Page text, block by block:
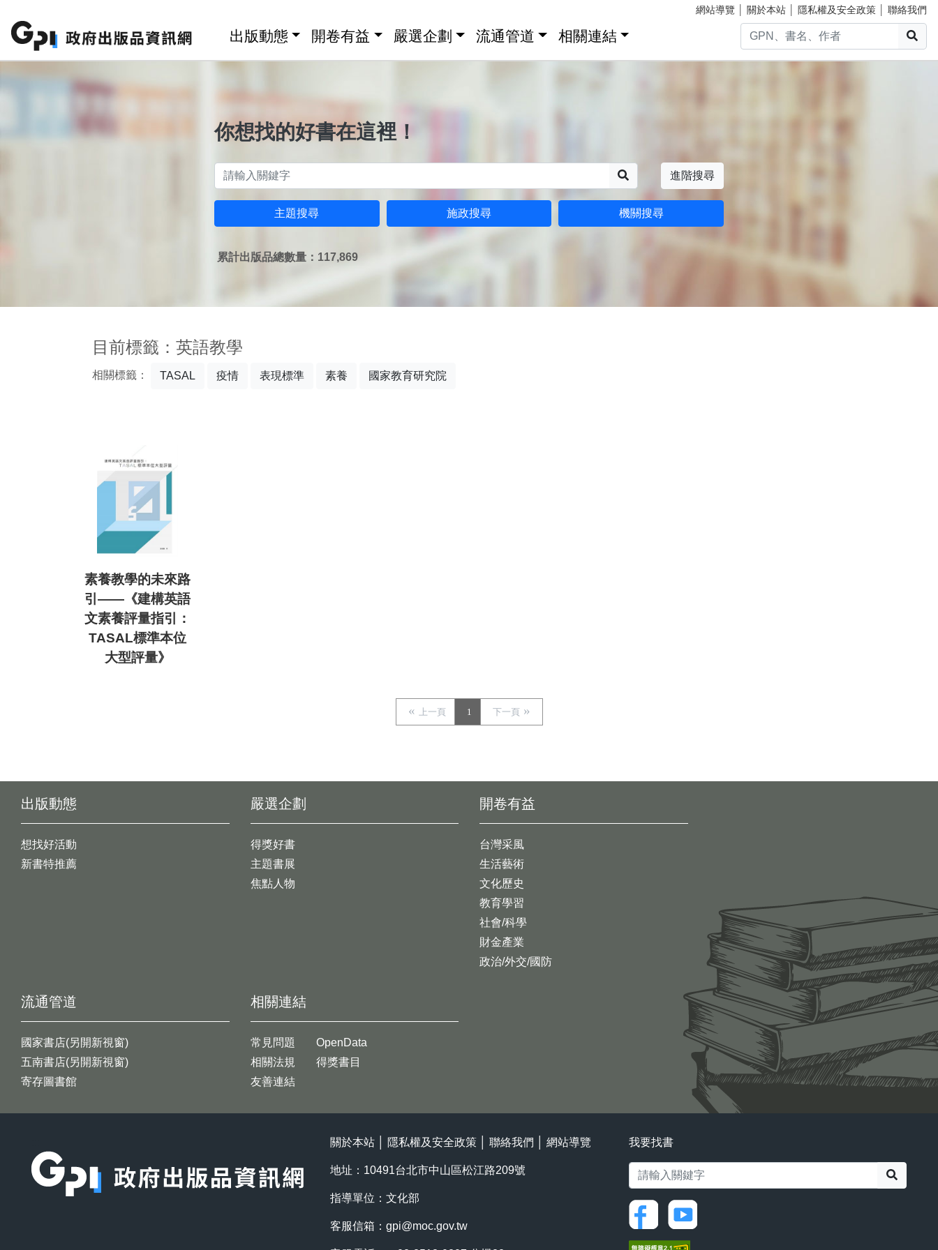
網站導覽 關於本站 隱私權及安全政策 聯絡我們
出版動態 開卷有益 嚴選企劃 流通管道 相關連結
你想找的好書在這裡！
進階搜尋
主題搜尋 施政搜尋 機關搜尋
累計出版品總數量：117,869
目前標籤：英語教學
相關標籤： TASAL 疫情 表現標準 素養 國家教育研究院
素養教學的未來路
引——《建構英語
文素養評量指引：
TASAL標準本位
大型評量》
上一頁 1 下一頁
出版動態
想找好活動
新書特推薦
開卷有益
台灣采風
生活藝術
文化歷史
教育學習
社會/科學
財金產業
政治/外交/國防
嚴選企劃
得獎好書
主題書展
焦點人物
流通管道
國家書店(另開新視窗)
五南書店(另開新視窗)
寄存圖書館
相關連結
常見問題
相關法規
友善連結
OpenData
得獎書目
關於本站 隱私權及安全政策 聯絡我們 網站導覽
地址：10491台北市中山區松江路209號
指導單位：文化部
客服信箱： gpi@moc.gov.tw
我要找書